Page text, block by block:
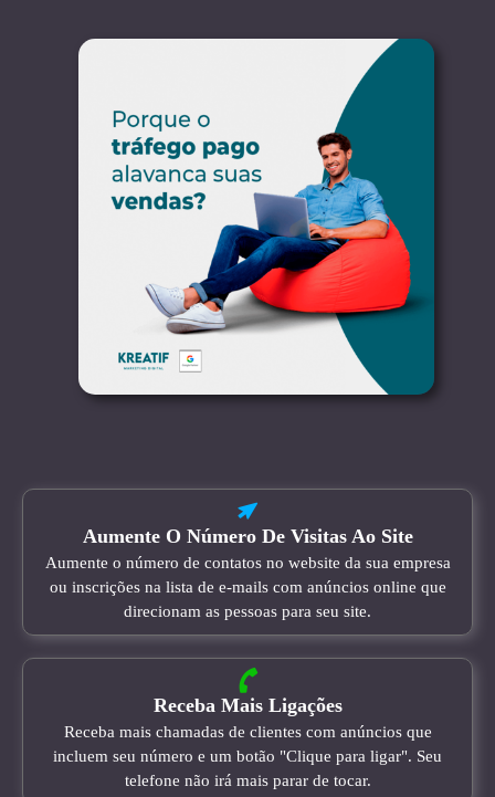
Aumente O Número De Visitas Ao Site
Aumente o número de contatos no website da sua empresa
ou inscrições na lista de e-mails com anúncios online que
direcionam as pessoas para seu site.
Receba Mais Ligações
Receba mais chamadas de clientes com anúncios que
incluem seu número e um botão "Clique para ligar". Seu
telefone não irá mais parar de tocar.